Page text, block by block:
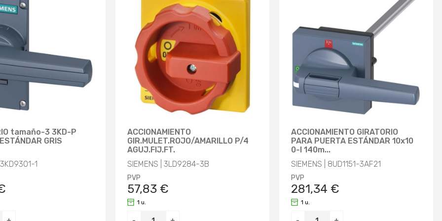
tamaño-3 3KD-P
GRIS
1
ACCIONAMIENTO
GIR.MULET.ROJO/AMARILLO P/4
AGUJ.FIJ.FT.
SIEMENS | 3LD9284-3B
PVP
57,83 €
1 u.
ACCIONAMIENTO GIRATORIO
PARA PUERTA ESTÁNDAR 10x10
0-I 140m...
SIEMENS | 8UD1151-3AF21
PVP
281,34 €
1 u.